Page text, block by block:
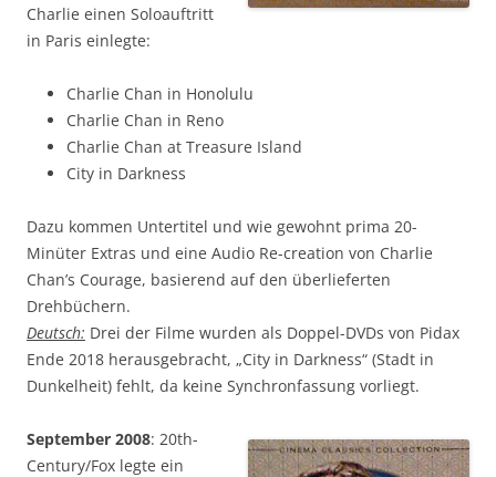
Charlie einen Soloauftritt
in Paris einlegte:
Charlie Chan in Honolulu
Charlie Chan in Reno
Charlie Chan at Treasure Island
City in Darkness
Dazu kommen Untertitel und wie gewohnt prima 20-
Minüter Extras und eine Audio Re-creation von Charlie
Chan’s Courage, basierend auf den überlieferten
Drehbüchern.
Deutsch: Drei der Filme wurden als Doppel-DVDs von Pidax
Ende 2018 herausgebracht, „City in Darkness“ (Stadt in
Dunkelheit) fehlt, da keine Synchronfassung vorliegt.
September 2008: 20th-
Century/Fox legte ein